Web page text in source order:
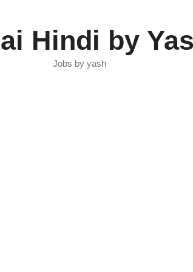
Hindi by
Jobs by yash